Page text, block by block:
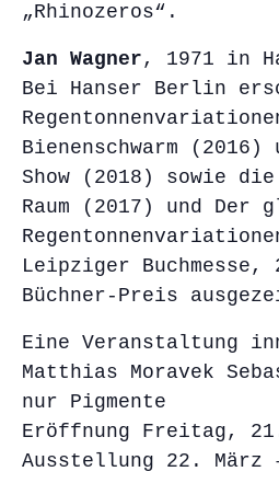
„Rhinozeros“.
Jan Wagner, 1971 in
Bei Hanser Berlin
Bienenschwarm
Show (2018) sowie
Raum (2017) und
Leipziger Buchmesse,
Büchner-Preis
Eine Veranstaltung
Matthias Moravek
nur Pigmente
Eröffnung Freitag,
Ausstellung 22.